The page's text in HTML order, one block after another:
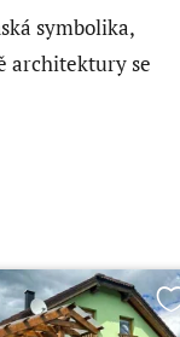
symbolika,
architektury se